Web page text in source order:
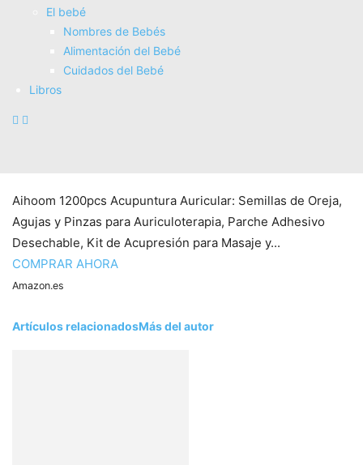
El bebé
Nombres de Bebés
Alimentación del Bebé
Cuidados del Bebé
Libros
COMPRAR AHORA
Aihoom 1200pcs Acupuntura Auricular: Semillas de Oreja,
Agujas y Pinzas para Auriculoterapia, Parche Adhesivo
Desechable, Kit de Acupresión para Masaje y...
COMPRAR AHORA
Amazon.es
Artículos relacionadosMás del autor